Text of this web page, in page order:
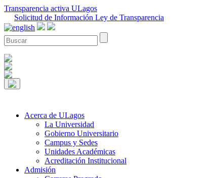
Transparencia activa ULagos
Solicitud de Información Ley de Transparencia
Acerca de ULagos
La Universidad
Gobierno Universitario
Campus y Sedes
Unidades Académicas
Acreditación Institucional
Admisión